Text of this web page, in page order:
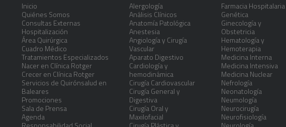
Inicio
Quiénes Somos
Consultas Externas
Hospitalización
Área Quirúrgica
Cuadro Médico
Tratamientos Especializados
Nacer en Clínica Rotger
Crecer en Clínica Rotger
Servicios de Quirónsalud en
Baleares
Promociones
Sala de Prensa
Agenda
Alergología
Análisis Clínicos
Anatomía Patológica
Anestesia
Angiología y Cirugía
Vascular
Aparato Digestivo
Cardiología y
hemodinámica
Cirugía Cardiovascular
Cirugía General y
Digestiva
Cirugía Oral y
Maxilofacial
Farmacia Hospitalaria
Genética
Ginecología y
Obstetricia
Hematología y
Hemoterapia
Medicina Interna
Medicina Intensiva
Medicina Nuclear
Nefrología
Neonatología
Neumología
Neurocirugía
Neurofisiología